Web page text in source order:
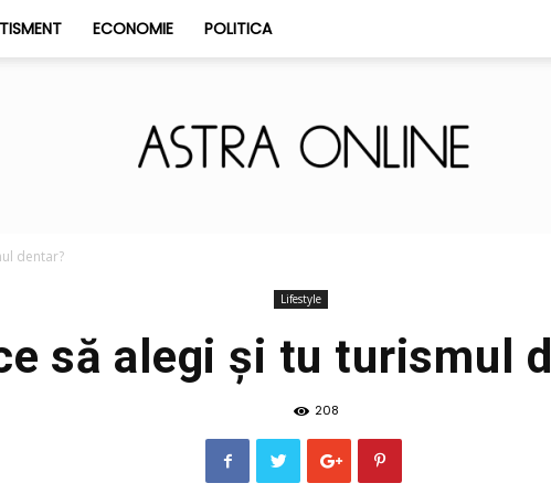
ECONOMIE POLITICA
dentar?
Lifestyle
să alegi și tu turismul
208